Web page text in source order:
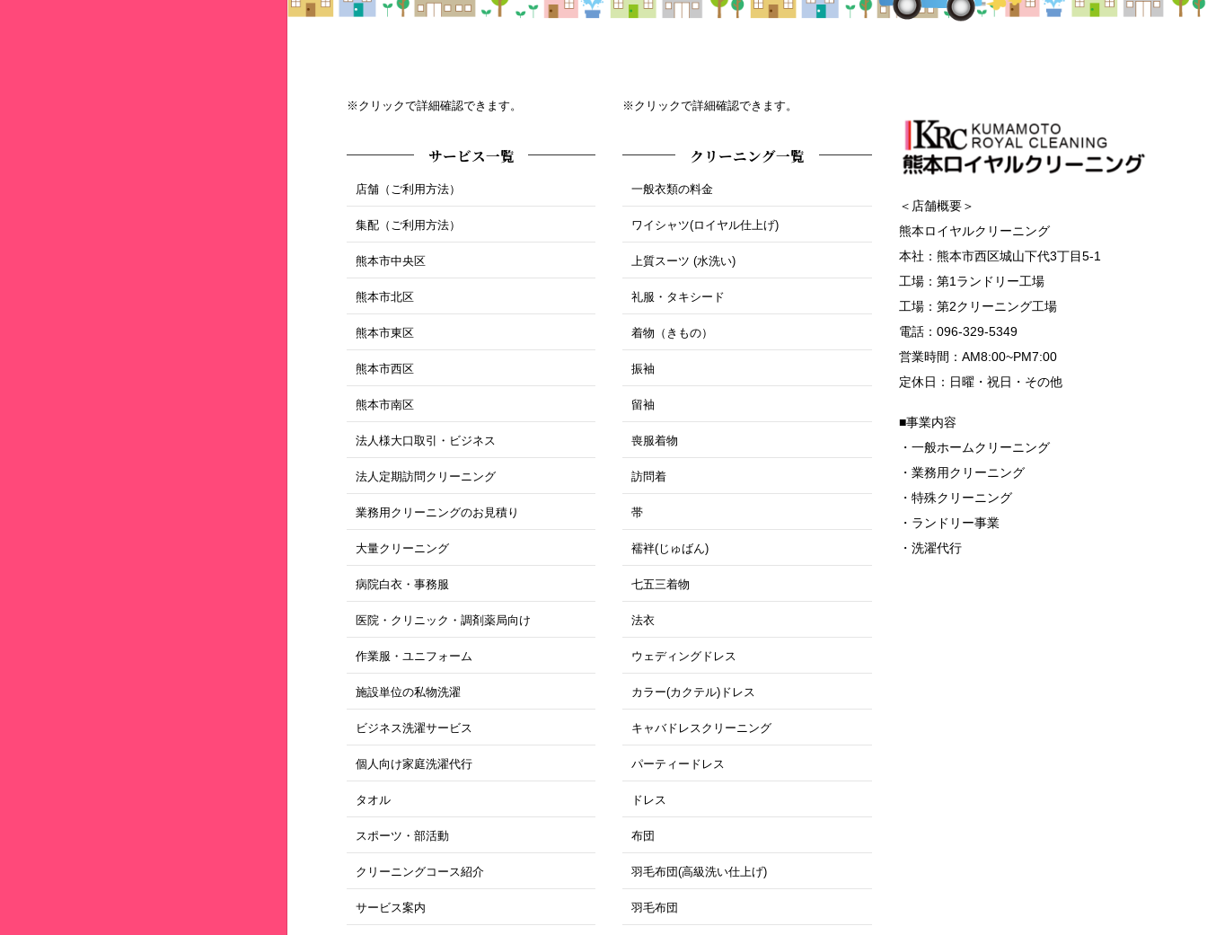
※クリックで詳細確認できます。
サービス一覧
店舗（ご利用方法）
集配（ご利用方法）
熊本市中央区
熊本市北区
熊本市東区
熊本市西区
熊本市南区
法人様大口取引・ビジネス
法人定期訪問クリーニング
業務用クリーニングのお見積り
大量クリーニング
病院白衣・事務服
医院・クリニック・調剤薬局向け
作業服・ユニフォーム
施設単位の私物洗濯
ビジネス洗濯サービス
個人向け家庭洗濯代行
タオル
スポーツ・部活動
クリーニングコース紹介
サービス案内
※クリックで詳細確認できます。
クリーニング一覧
一般衣類の料金
ワイシャツ(ロイヤル仕上げ)
上質スーツ (水洗い)
礼服・タキシード
着物（きもの）
振袖
留袖
喪服着物
訪問着
帯
襦袢(じゅばん)
七五三着物
法衣
ウェディングドレス
カラー(カクテル)ドレス
キャバドレスクリーニング
パーティードレス
ドレス
布団
羽毛布団(高級洗い仕上げ)
羽毛布団
＜店舗概要＞
熊本ロイヤルクリーニング
本社：熊本市西区城山下代3丁目5-1
工場：第1ランドリー工場
工場：第2クリーニング工場
電話：096-329-5349
営業時間：AM8:00~PM7:00
定休日：日曜・祝日・その他
■事業内容
・一般ホームクリーニング
・業務用クリーニング
・特殊クリーニング
・ランドリー事業
・洗濯代行